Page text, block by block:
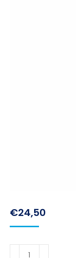
€24,50
Mandarine